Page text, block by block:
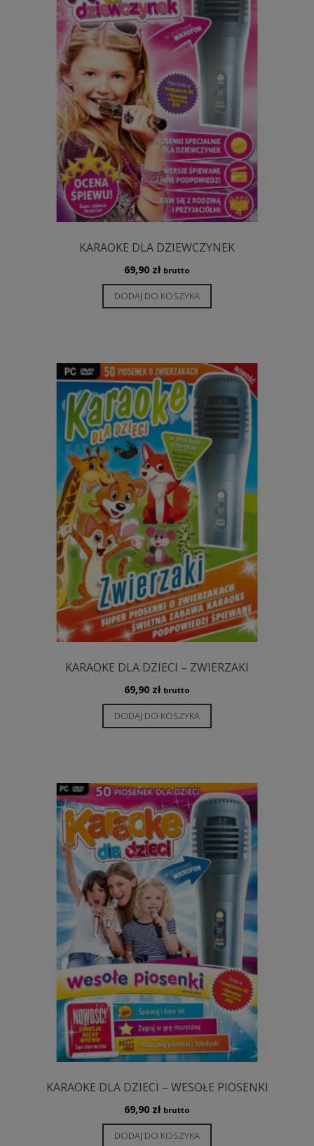
KARAOKE DLA DZIEWCZYNEK
69,90 zł brutto
DODAJ DO KOSZYKA
KARAOKE DLA DZIECI – ZWIERZAKI
69,90 zł brutto
DODAJ DO KOSZYKA
KARAOKE DLA DZIECI – WESOŁE PIOSENKI
69,90 zł brutto
DODAJ DO KOSZYKA